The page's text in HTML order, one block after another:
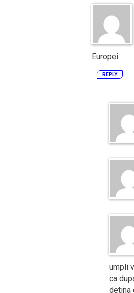
Europei.
REPLY
umpli
ca
detina